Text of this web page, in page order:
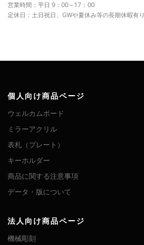
営業時間：平日 9：00～17：00
定休日：土日祝日、GWや夏休み等の長期休暇有り
個人向け商品ページ
ウェルカムボード
ミラーアクリル
表札（プレート）
キーホルダー
商品に関する注意事項
データ・版について
法人向け商品ページ
機械彫刻